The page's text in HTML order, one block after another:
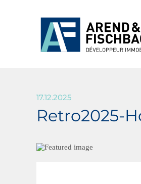
17.12.2025
Retro2025-